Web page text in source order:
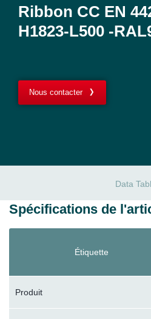
Ribbon CC EN
H1823-L500 -
Nous contacter
Data
Spécifications de
Étiquette
Produit